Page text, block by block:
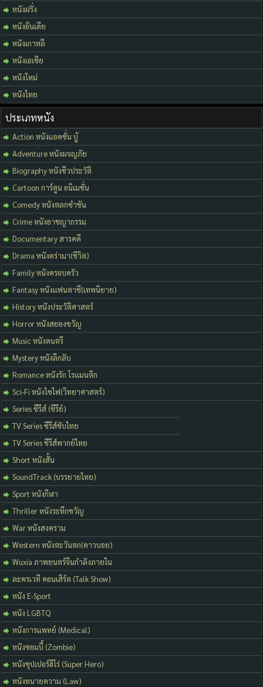
หนังฝรั่ง
หนังอินเดีย
หนังเกาหลี
หนังเอเชีย
หนังใหม่
หนังไทย
ประเภทหนัง
Action หนังแอคชั่น บู้
Adventure หนังผจญภัย
Biography หนังชีวประวัติ
Cartoon การ์ตูน อนิเมชั่น
Comedy หนังตลกขำขัน
Crime หนังอาชญากรรม
Documentary สารคดี
Drama หนังดร่ามา(ชีวิต)
Family หนังครอบครัว
Fantasy หนังแฟนตาซี(เทพนิยาย)
History หนังประวัติศาสตร์
Horror หนังสยองขวัญ
Music หนังดนตรี
Mystery หนังลึกลับ
Romance หนังรัก โรแมนติก
Sci-Fi หนังไซไฟ(วิทยาศาสตร์)
Series ซีรีส์ (ซีรีย์)
TV Series ซีรีส์ซับไทย
TV Series ซีรีส์พากย์ไทย
Short หนังสั้น
SoundTrack (บรรยายไทย)
Sport หนังกีฬา
Thriller หนังระทึกขวัญ
War หนังสงคราม
Western หนังตะวันตก(คาวบอย)
Wuxia ภาพยนตร์จีนกำลังภายใน
ละครเวที คอนเสิร์ต (Talk Show)
หนัง E-Sport
หนัง LGBTQ
หนังการแพทย์ (Medical)
หนังซอมบี้ (Zombie)
หนังซุปเปอร์ฮีโร่ (Super Hero)
หนังทนายความ (Law)